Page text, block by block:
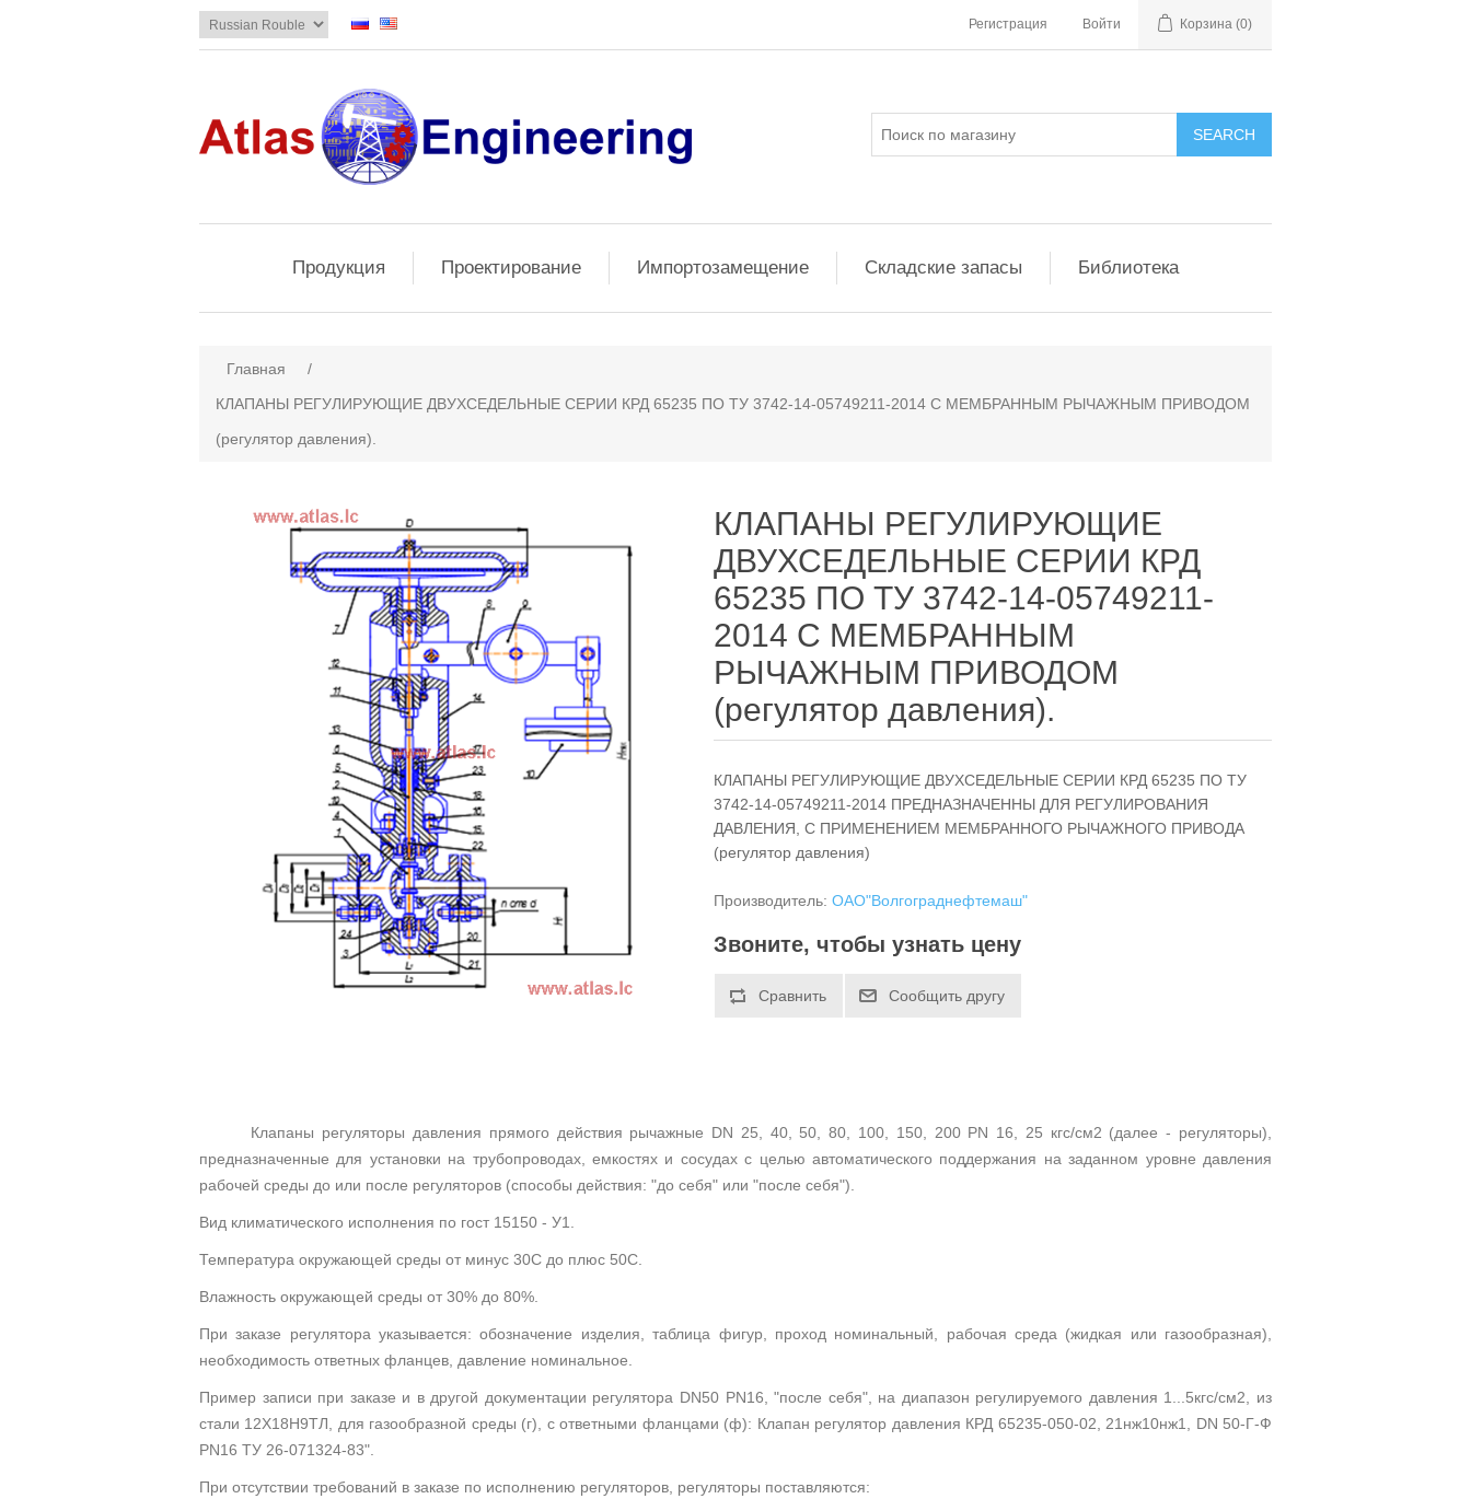
Регистрация Войти Корзина (0)
Продукция Проектирование Импортозамещение Складские запасы Библиотека
Главная
/
КЛАПАНЫ РЕГУЛИРУЮЩИЕ ДВУХСЕДЕЛЬНЫЕ СЕРИИ КРД 65235 ПО ТУ 3742-14-05749211-2014 С МЕМБРАННЫМ РЫЧАЖНЫМ ПРИВОДОМ
(регулятор давления).
КЛАПАНЫ РЕГУЛИРУЮЩИЕ
ДВУХСЕДЕЛЬНЫЕ СЕРИИ КРД
65235 ПО ТУ 3742-14-05749211-
2014 С МЕМБРАННЫМ
РЫЧАЖНЫМ ПРИВОДОМ
(регулятор давления).
КЛАПАНЫ РЕГУЛИРУЮЩИЕ ДВУХСЕДЕЛЬНЫЕ СЕРИИ КРД 65235 ПО ТУ
3742-14-05749211-2014 ПРЕДНАЗНАЧЕННЫ ДЛЯ РЕГУЛИРОВАНИЯ
ДАВЛЕНИЯ, С ПРИМЕНЕНИЕМ МЕМБРАННОГО РЫЧАЖНОГО ПРИВОДА
(регулятор давления)
Производитель: ОАО"Волгограднефтемаш"
Звоните, чтобы узнать цену
Клапаны регуляторы давления прямого действия рычажные DN 25, 40, 50, 80, 100, 150, 200 PN 16, 25 кгс/см2 (далее - регуляторы),
предназначенные для установки на трубопроводах, емкостях и сосудах с целью автоматического поддержания на заданном уровне давления
рабочей среды до или после регуляторов (способы действия: "до себя" или "после себя").
Вид климатического исполнения по гост 15150 - У1.
Температура окружающей среды от минус 30С до плюс 50С.
Влажность окружающей среды от 30% до 80%.
При заказе регулятора указывается: обозначение изделия, таблица фигур, проход номинальный, рабочая среда (жидкая или газообразная),
необходимость ответных фланцев, давление номинальное.
Пример записи при заказе и в другой документации регулятора DN50 PN16, "после себя", на диапазон регулируемого давления 1...5кгс/см2, из
стали 12Х18Н9ТЛ, для газообразной среды (г), с ответными фланцами (ф): Клапан регулятор давления КРД 65235-050-02, 21нж10нж1, DN 50-Г-Ф
PN16 ТУ 26-071324-83".
При отсутствии требований в заказе по исполнению регуляторов, регуляторы поставляются: